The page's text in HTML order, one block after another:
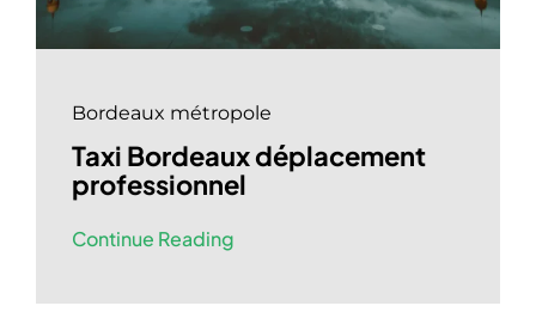
Bordeaux métropole
Taxi Bordeaux déplacement
professionnel
Continue Reading